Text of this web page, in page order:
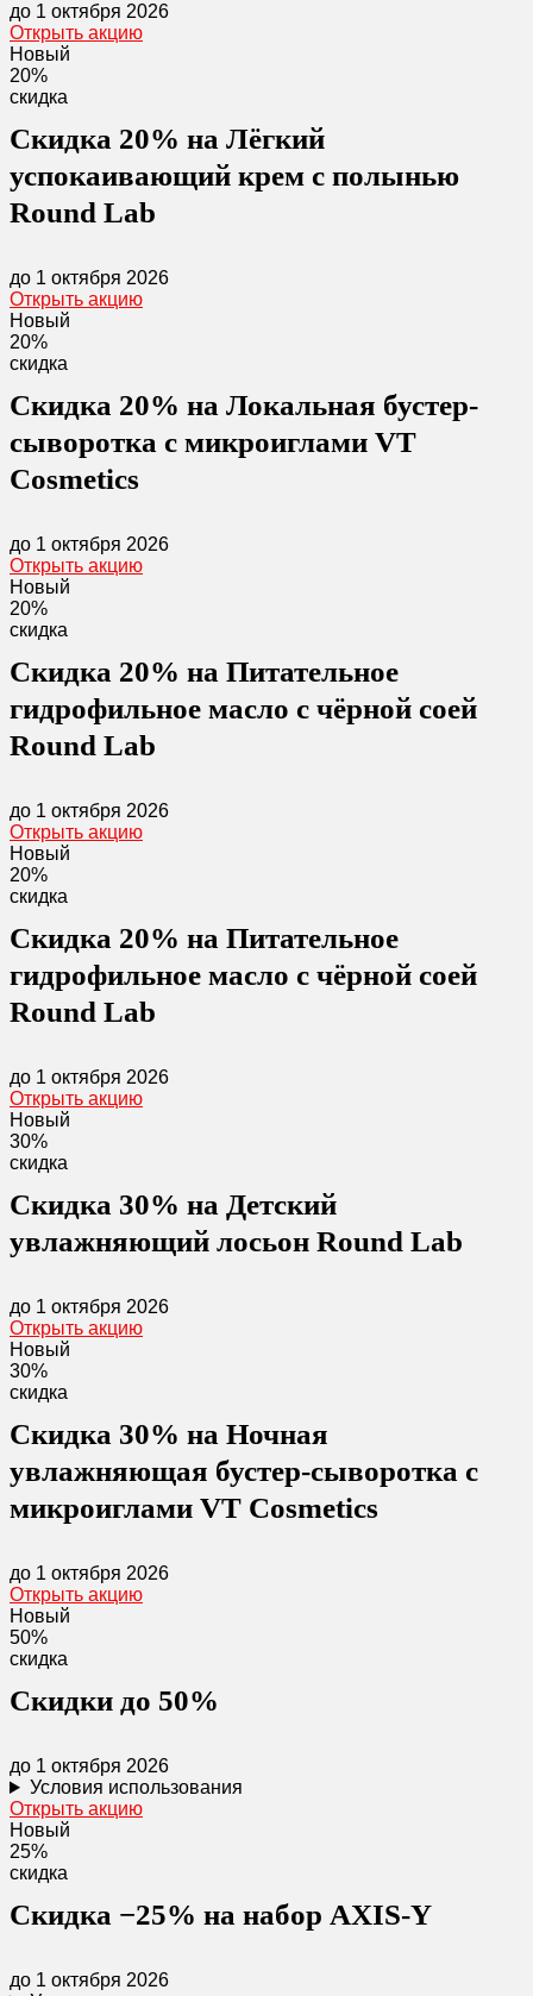
до 1 октября 2026
Открыть акцию
Новый
20%
скидка
Скидка 20% на Лёгкий
успокаивающий крем с полынью
Round Lab
до 1 октября 2026
Открыть акцию
Новый
20%
скидка
Скидка 20% на Локальная бустер-
сыворотка с микроиглами VT
Cosmetics
до 1 октября 2026
Открыть акцию
Новый
20%
скидка
Скидка 20% на Питательное
гидрофильное масло с чёрной соей
Round Lab
до 1 октября 2026
Открыть акцию
Новый
20%
скидка
Скидка 20% на Питательное
гидрофильное масло с чёрной соей
Round Lab
до 1 октября 2026
Открыть акцию
Новый
30%
скидка
Скидка 30% на Детский
увлажняющий лосьон Round Lab
до 1 октября 2026
Открыть акцию
Новый
30%
скидка
Скидка 30% на Ночная
увлажняющая бустер-сыворотка с
микроиглами VT Cosmetics
до 1 октября 2026
Открыть акцию
Новый
50%
скидка
Скидки до 50%
до 1 октября 2026
Условия использования
Открыть акцию
Новый
25%
скидка
Скидка −25% на набор AXIS-Y
до 1 октября 2026